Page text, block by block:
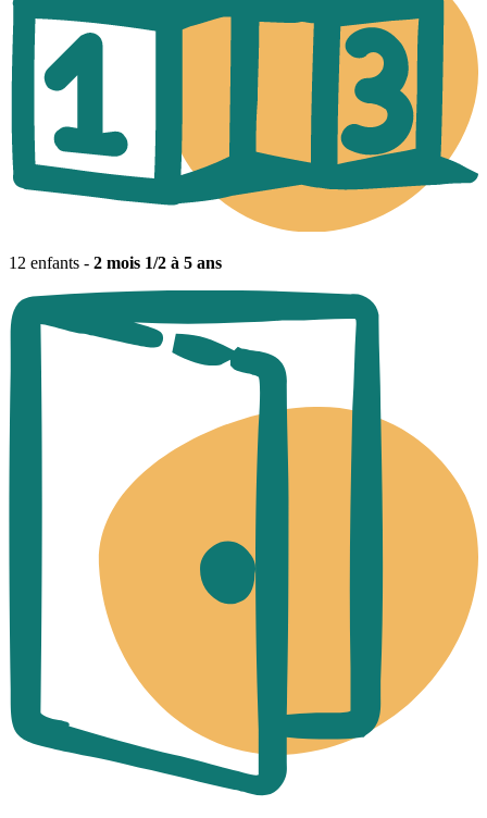
12 enfants - 2 mois 1/2 à 5 ans